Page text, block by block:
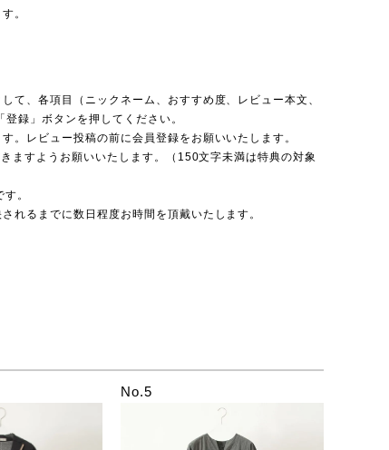
。
て、各項目（ニックネーム、おすすめ度、レビュー本文、
録」ボタンを押してください。
。レビュー投稿の前に会員登録をお願いいたします。
ますようお願いいたします。（150文字未満は特典の対象
。
れるまでに数日程度お時間を頂戴いたします。
No.5